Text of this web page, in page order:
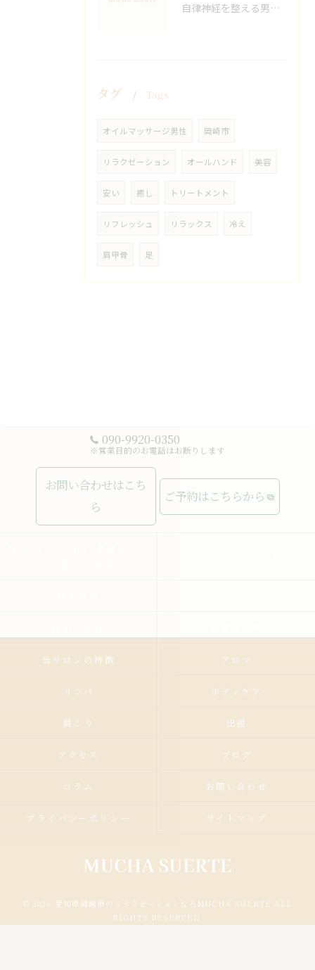
自律神経を整える男性オイルマッサージ
タグ Tags
オイルマッサージ男性 岡崎市
リラクゼーション オールハンド 美容
安い 癒し トリートメント
リフレッシュ リラックス 冷え
肩甲骨 足
090-9920-0350
※営業目的のお電話はお断りします
お問い合わせはこち
ら
ご予約はこちらから
当サロンの特徴 アロマ
リンパ ボディケア
肩こり 出張
アクセス ブログ
コラム お問い合わせ
プライバシーポリシー サイトマップ
© 2026 愛知県岡崎市のリラクゼーションならMUCHA SUERTE ALL
RIGHTS RESERVED.